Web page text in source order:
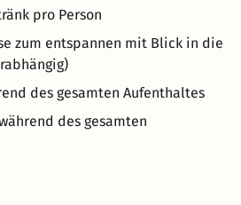
pro Person
zum entspannen mit Blick in die
des gesamten Aufenthaltes
des gesamten